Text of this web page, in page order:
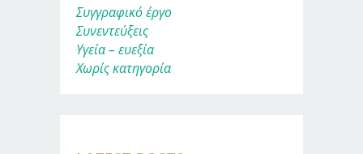
Συγγραφικό έργο
Συνεντεύξεις
Υγεία – ευεξία
Χωρίς κατηγορία